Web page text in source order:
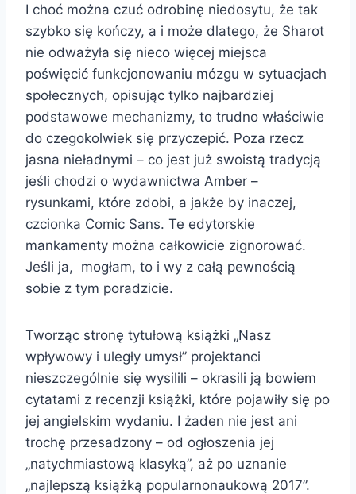
I choć można czuć odrobinę niedosytu, że tak
szybko się kończy, a i może dlatego, że Sharot
nie odważyła się nieco więcej miejsca
poświęcić funkcjonowaniu mózgu w sytuacjach
społecznych, opisując tylko najbardziej
podstawowe mechanizmy, to trudno właściwie
do czegokolwiek się przyczepić. Poza rzecz
jasna nieładnymi – co jest już swoistą tradycją
jeśli chodzi o wydawnictwa Amber –
rysunkami, które zdobi, a jakże by inaczej,
czcionka Comic Sans. Te edytorskie
mankamenty można całkowicie zignorować.
Jeśli ja, mogłam, to i wy z całą pewnością
sobie z tym poradzicie.
Tworząc stronę tytułową książki „Nasz
wpływowy i uległy umysł” projektanci
nieszczególnie się wysilili – okrasili ją bowiem
cytatami z recenzji książki, które pojawiły się po
jej angielskim wydaniu. I żaden nie jest ani
trochę przesadzony – od ogłoszenia jej
„natychmiastową klasyką”, aż po uznanie
„najlepszą książką popularnonaukową 2017”.